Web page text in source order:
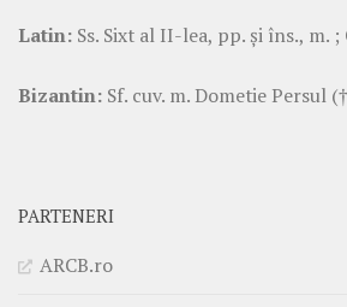
Latin: Ss. Sixt al II-lea, pp. şi îns., m. ;
Bizantin: Sf. cuv. m. Dometie Persul
PARTENERI
ARCB.ro